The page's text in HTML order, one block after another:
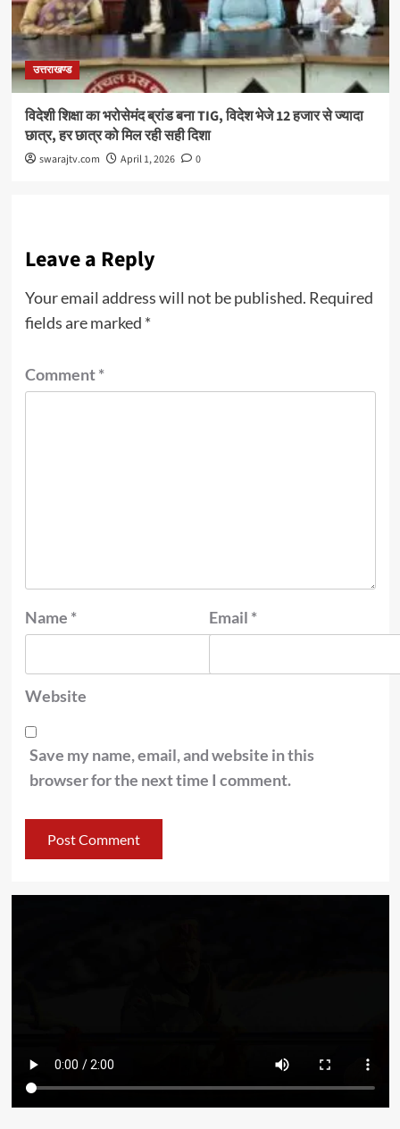
उत्तराखण्ड
विदेशी शिक्षा का भरोसेमंद ब्रांड बना TIG, विदेश भेजे 12 हजार से ज्यादा
छात्र, हर छात्र को मिल रही सही दिशा
swarajtv.com April 1, 2026 0
Leave a Reply
Your email address will not be published. Required
fields are marked *
Comment*
Name * Email *
Website
Save my name, email, and website in this
browser for the next time I comment.